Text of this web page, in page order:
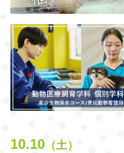
10.10 （土）